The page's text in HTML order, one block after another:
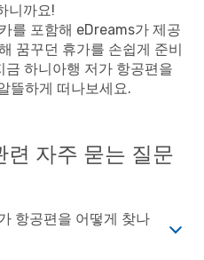
니까요!
를 포함해 eDreams가 제공
꿈꾸던 휴가를 손쉽게 준비
하니아행 저가 항공편을
뜰하게 떠나보세요.
련 자주 묻는 질문
항공편을 어떻게 찾나